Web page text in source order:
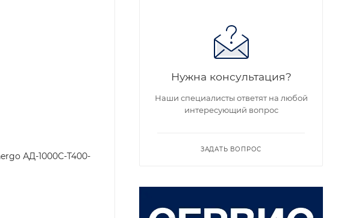
АД-1000С-Т400-
Нужна консультация?
Наши специалисты ответят на любой
интересующий вопрос
ЗАДАТЬ ВОПРОС